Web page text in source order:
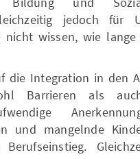
jedoch für
nicht wissen, wie
die Integration in den
Barrieren als
und mangelnde